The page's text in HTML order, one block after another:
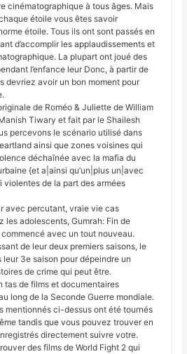
cinématographique à tous âges. Mais
étoile vous êtes savoir
étoile. Tous ils ont sont passés en
d’accomplir les applaudissements et
La plupart ont joué des
l’enfance leur Donc, à partir de
devriez avoir un bon moment pour
de Roméo & Juliette de William
Tiwary et fait par le Shailesh
percevons le scénario utilisé dans
ainsi que zones voisines qui
déchaînée avec la mafia du
{et a|ainsi qu’un|plus un|avec
violentes de la part des armées
avec percutant, vraie vie cas
les adolescents, Gumrah: Fin de
avec un tout nouveau.
de leur deux premiers saisons, le
3e saison pour dépeindre un
de crime qui peut être.
tas de films et documentaires
long de la Seconde Guerre mondiale.
mentionnés ci-dessus ont été tournés
tandis que vous pouvez trouver en
directement suivre votre.
des films de World Fight 2 qui